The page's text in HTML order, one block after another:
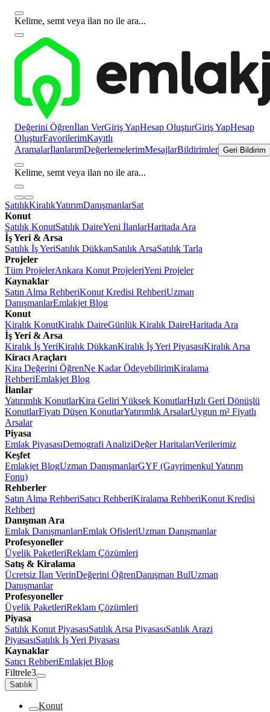
Kelime, semt veya ilan no ile ara...
Değerini Öğrenİlan VerGiriş YapHesap OluşturGiriş YapHesap
OluşturFavorilerimKayıtlı
AramalarİlanlarımDeğerlemelerimMesajlarBildirimler Geri Bildirim
Kelime, semt veya ilan no ile ara...
SatılıkKiralıkYatırımDanışmanlarSat
Konut
Satılık KonutSatılık DaireYeni İlanlarHaritada Ara
İş Yeri & Arsa
Satılık İş YeriSatılık DükkanSatılık ArsaSatılık Tarla
Projeler
Tüm ProjelerAnkara Konut ProjeleriYeni Projeler
Kaynaklar
Satın Alma RehberiKonut Kredisi RehberiUzman
DanışmanlarEmlakjet Blog
Konut
Kiralık KonutKiralık DaireGünlük Kiralık DaireHaritada Ara
İş Yeri & Arsa
Kiralık İş YeriKiralık DükkanKiralık İş Yeri PiyasasıKiralık Arsa
Kiracı Araçları
Kira Değerini ÖğrenNe Kadar ÖdeyebilirimKiralama
RehberiEmlakjet Blog
İlanlar
Yatırımlık KonutlarKira Geliri Yüksek KonutlarHızlı Geri Dönüşlü
KonutlarFiyatı Düşen KonutlarYatırımlık ArsalarUygun m² Fiyatlı
Arsalar
Piyasa
Emlak PiyasasıDemografi AnaliziDeğer HaritalarıVerilerimiz
Keşfet
Emlakjet BlogUzman DanışmanlarGYF (Gayrimenkul Yatırım
Fonu)
Rehberler
Satın Alma RehberiSatıcı RehberiKiralama RehberiKonut Kredisi
Rehberi
Danışman Ara
Emlak DanışmanlarıEmlak OfisleriUzman Danışmanlar
Profesyoneller
Üyelik PaketleriReklam Çözümleri
Satış & Kiralama
Ücretsiz İlan VerinDeğerini ÖğrenDanışman BulUzman
Danışmanlar
Profesyoneller
Üyelik PaketleriReklam Çözümleri
Piyasa
Satılık Konut PiyasasıSatılık Arsa PiyasasıSatılık Arazi
PiyasasıSatılık İş Yeri Piyasası
Kaynaklar
Satıcı RehberiEmlakjet Blog
Filtrele3
Satılık
Konut